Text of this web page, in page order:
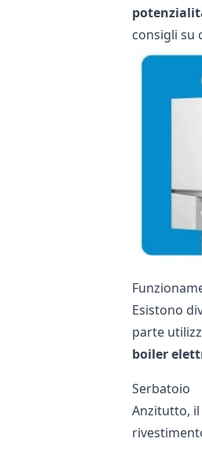
consigli su
Esistono
parte
boiler
Serbatoio
Anzitutto, il